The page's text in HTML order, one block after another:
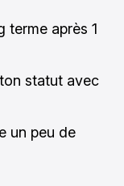
terme après 1
statut avec
un peu de